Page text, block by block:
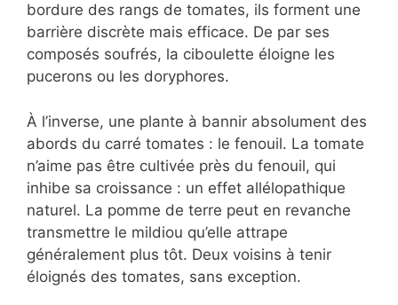
bordure des rangs de tomates, ils forment une
barrière discrète mais efficace. De par ses
composés soufrés, la ciboulette éloigne les
pucerons ou les doryphores.
À l’inverse, une plante à bannir absolument des
abords du carré tomates : le fenouil. La tomate
n’aime pas être cultivée près du fenouil, qui
inhibe sa croissance : un effet allélopathique
naturel. La pomme de terre peut en revanche
transmettre le mildiou qu’elle attrape
généralement plus tôt. Deux voisins à tenir
éloignés des tomates, sans exception.